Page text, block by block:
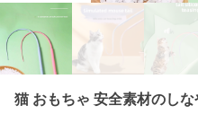
猫 おもちゃ 安全素材のし